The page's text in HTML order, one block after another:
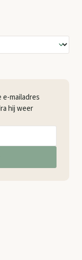
mailadres
hij weer